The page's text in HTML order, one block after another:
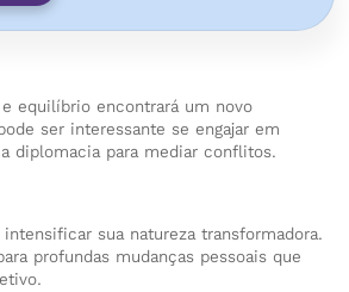
equilíbrio encontrará um novo
ser interessante se engajar em
diplomacia para mediar conflitos.
sua natureza transformadora.
profundas mudanças pessoais que